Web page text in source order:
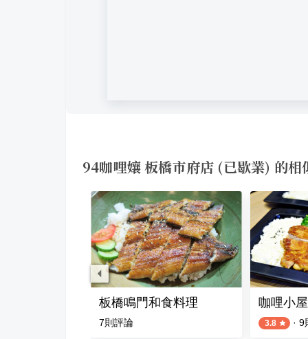
94咖哩孃 板橋市府店 (已歇業) 的相
板橋鳴門和食料理
7則評論
咖哩小屋
3.8 · 9